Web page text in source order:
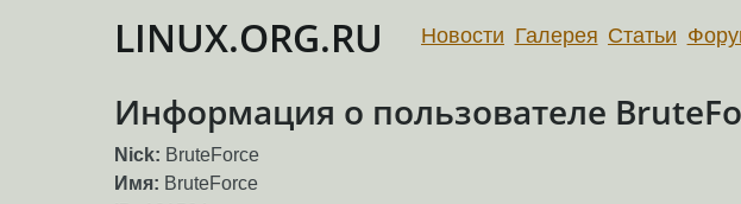
LINUX.ORG.RU Новости Галерея Статьи
Информация о пользователе
Nick: BruteForce
Имя: BruteForce